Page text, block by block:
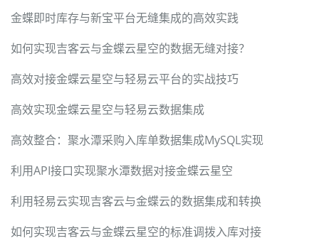
金蝶即时库存与新宝平台无缝集成的高效实践
如何实现吉客云与金蝶云星空的数据无缝对接？
高效对接金蝶云星空与轻易云平台的实战技巧
高效实现金蝶云星空与轻易云数据集成
高效整合：聚水潭采购入库单数据集成MySQL实现
利用API接口实现聚水潭数据对接金蝶云星空
利用轻易云实现吉客云与金蝶云的数据集成和转换
如何实现吉客云与金蝶云星空的标准调拨入库对接